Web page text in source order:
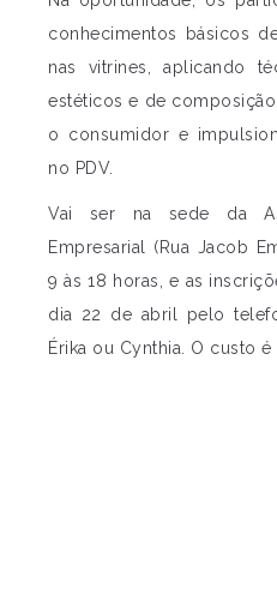
conhecimentos básicos
nas vitrines, aplicando
estéticos e de
o consumidor e
no PDV.
Vai ser na sede da
Empresarial (Rua Jacob
9 às 18 horas, e as
dia 22 de abril pelo
Érika ou Cynthia. O custo